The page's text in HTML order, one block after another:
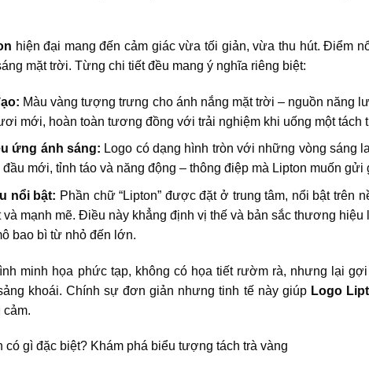
hiện đại mang đến cảm giác vừa tối giản, vừa thu hút. Điểm
mặt trời. Từng chi tiết đều mang ý nghĩa riêng biệt:
Màu vàng tượng trưng cho ánh nắng mặt trời – nguồn năng
mới, hoàn toàn tương đồng với trải nghiệm khi uống một tách
ứng ánh sáng: Logo có dạng hình tròn với những vòng sáng
mới, tỉnh táo và năng động – thông điệp mà Lipton muốn
nổi bật: Phần chữ “Lipton” được đặt ở trung tâm, nổi bật trên
và mạnh mẽ. Điều này khẳng định vị thế và bản sắc thương
bao bì từ nhỏ đến lớn.
minh họa phức tạp, không có họa tiết rườm rà, nhưng lại
khoái. Chính sự đơn giản nhưng tinh tế này giúp Logo
cảm.